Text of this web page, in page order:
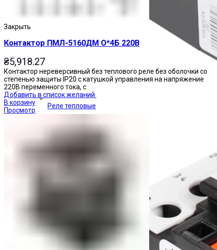
Реле тепловые
Закрыть
Контактор ПМЛ-5160ДМ О*4Б 220В
₴5,918.27
Контактор нереверсивный без теплового реле без оболочки со
степенью защиты IP20 с катушкой управления на напряжение
220В переменного тока, с
Добавить в список желаний
В корзину
Просмотр